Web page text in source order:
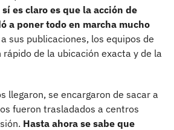
sí es claro es que la acción de
a poner todo en marcha mucho
sus publicaciones, los equipos de
de la ubicación exacta y de la
llegaron, se encargaron de sacar a
fueron trasladados a centros
Hasta ahora se sabe que